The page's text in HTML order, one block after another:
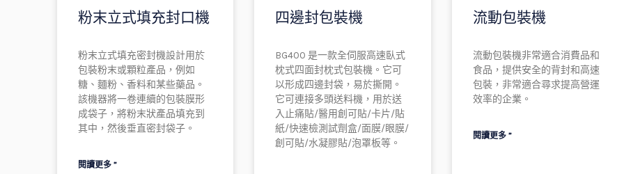
粉末立式填充封口機
粉末立式填充密封機設計用於
包裝粉末或顆粒產品，例如
糖、麵粉、香料和某些藥品。
該機器將一卷連續的包裝膜形
成袋子，將粉末狀產品填充到
其中，然後垂直密封袋子。
閱讀更多 ”
四邊封包裝機
BG400 是一款全伺服高速臥式
枕式四面封枕式包裝機。它可
以形成四邊封袋，易於撕開。
它可連接多頭送料機，用於送
入止痛貼/醫用創可貼/卡片/貼
紙/快速檢測試劑盒/面膜/眼膜/
創可貼/水凝膠貼/泡罩板等。
流動包裝機
流動包裝機非常適合消費品和
食品，提供安全的背封和高速
包裝，非常適合尋求提高營運
效率的企業。
閱讀更多 ”